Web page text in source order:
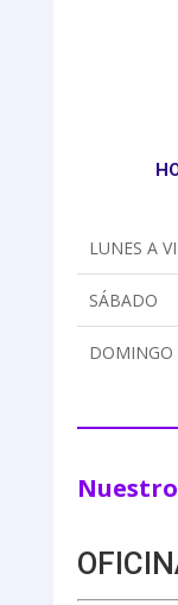
LUNES A
SÁBADO
DOMINGO